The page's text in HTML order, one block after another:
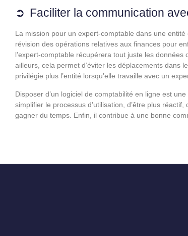
Faciliter la communication
La mission pour un expert-comptable dans une
révision des opérations relatives aux finances pour
l’expert-comptable récupérera tout juste les
ailleurs, cela permet d’éviter les déplacements dans
privilégie plus l’entité lorsqu’elle travaille avec un
Disposer d’un logiciel de comptabilité en ligne est
simplifier le processus d’utilisation, d’être plus
gagner du temps. Enfin, il contribue à une bonne